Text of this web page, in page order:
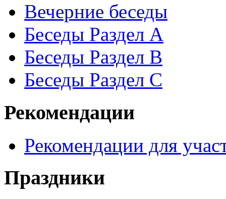
Вечерние беседы
Беседы Раздел A
Беседы Раздел B
Беседы Раздел С
Рекомендации
Рекомендации для
Праздники